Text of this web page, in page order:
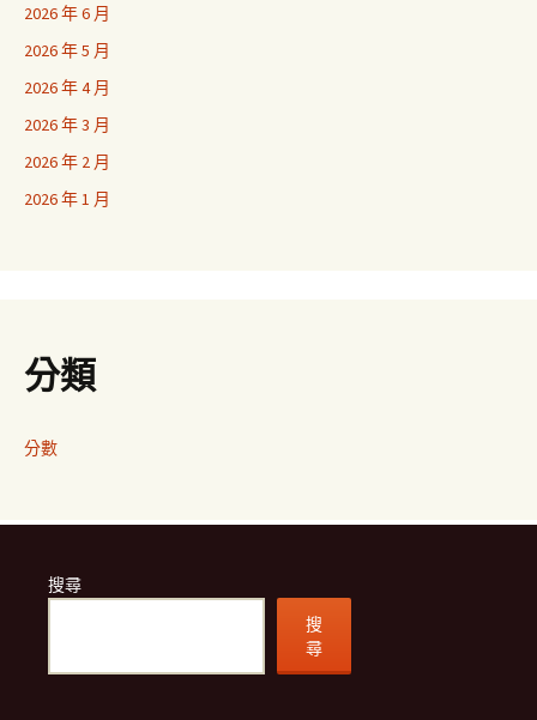
2026 年 6 月
2026 年 5 月
2026 年 4 月
2026 年 3 月
2026 年 2 月
2026 年 1 月
分類
分數
搜尋
搜
尋